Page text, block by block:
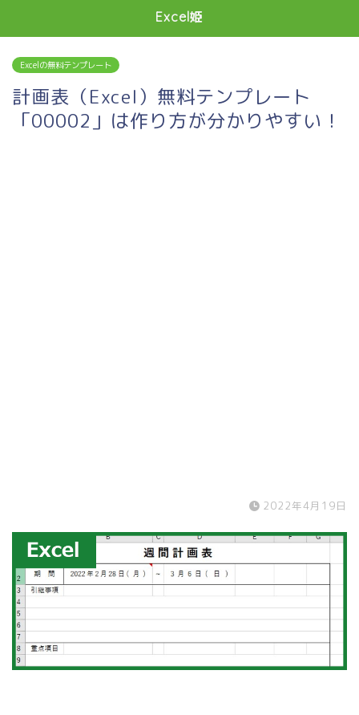
Excel姫
Excelの無料テンプレート
計画表（Excel）無料テンプレート
「00002」は作り方が分かりやすい！
2022年4月19日